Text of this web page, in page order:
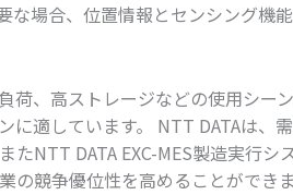
場合、位置情報とセンシング機
、高ストレージなどの使用シー
適しています。 NTT DATAは、
NTT DATA EXC-MES製造実行シ
競争優位性を高めることができま